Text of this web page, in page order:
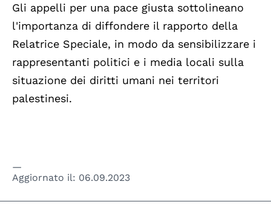
Gli appelli per una pace giusta sottolineano
l'importanza di diffondere il rapporto della
Relatrice Speciale, in modo da sensibilizzare i
rappresentanti politici e i media locali sulla
situazione dei diritti umani nei territori
palestinesi.
Aggiornato il: 06.09.2023